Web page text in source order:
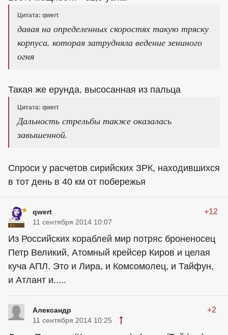
Цитата: qwert
давая на определенных скоростях такую тряску
корпуса, которая затрудняла ведение зениного
огня
Такая же ерунда, высосанная из пальца
Цитата: qwert
Дальность стрельбы также оказалась
завышенной.
Спроси у расчетов сирийских ЗРК, находившихся
в тот день в 40 км от побережья
qwert +12
11 сентября 2014 10:07
Из Российских кораблей мир потряс броненосец
Петр Великий, Атомный крейсер Киров и целая
куча АПЛ. Это и Лира, и Комсомолец, и Тайфун,
и Атлант и.....
Алексaндр +2
11 сентября 2014 10:25